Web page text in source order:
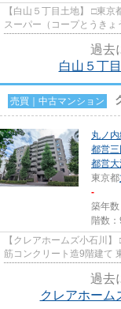
【白山５丁目土地】 □東京都文京区白山５丁
スーパー（コープとうき
過去
白山５丁
売買｜中古マンション
丸ノ内
都営三
都営
東京都
-
築年
階数
【クレアホームズ小石
筋コンクリート造9階建て
過去
クレアホーム